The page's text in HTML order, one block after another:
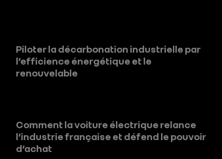
Piloter la décarbonation industrielle par
l’efficience énergétique et le
renouvelable
Comment la voiture électrique relance
l’industrie française et défend le pouvoir
d’achat